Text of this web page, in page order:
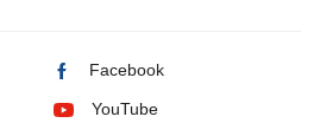
Facebook
YouTube